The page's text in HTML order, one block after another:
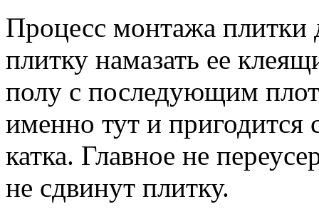
Процесс монтажа плитки
плитку намазать ее
полу с последующим
именно тут и пригодится
катка. Главное не
не сдвинут плитку.